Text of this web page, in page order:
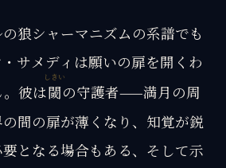
狼シャーマニズムの系譜でも
サメディは願いの扉を開くわ
彼は閾
しきい
の守護者——満月の周
間の扉が薄くなり、知覚が鋭
となる場合もある、そして示